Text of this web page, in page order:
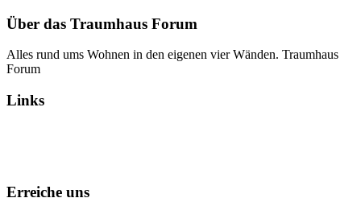
Über das Traumhaus Forum
Alles rund ums Wohnen in den eigenen vier Wänden. Traumhaus
Forum
Links
Erreiche uns